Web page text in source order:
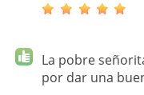
La pobre
por dar una